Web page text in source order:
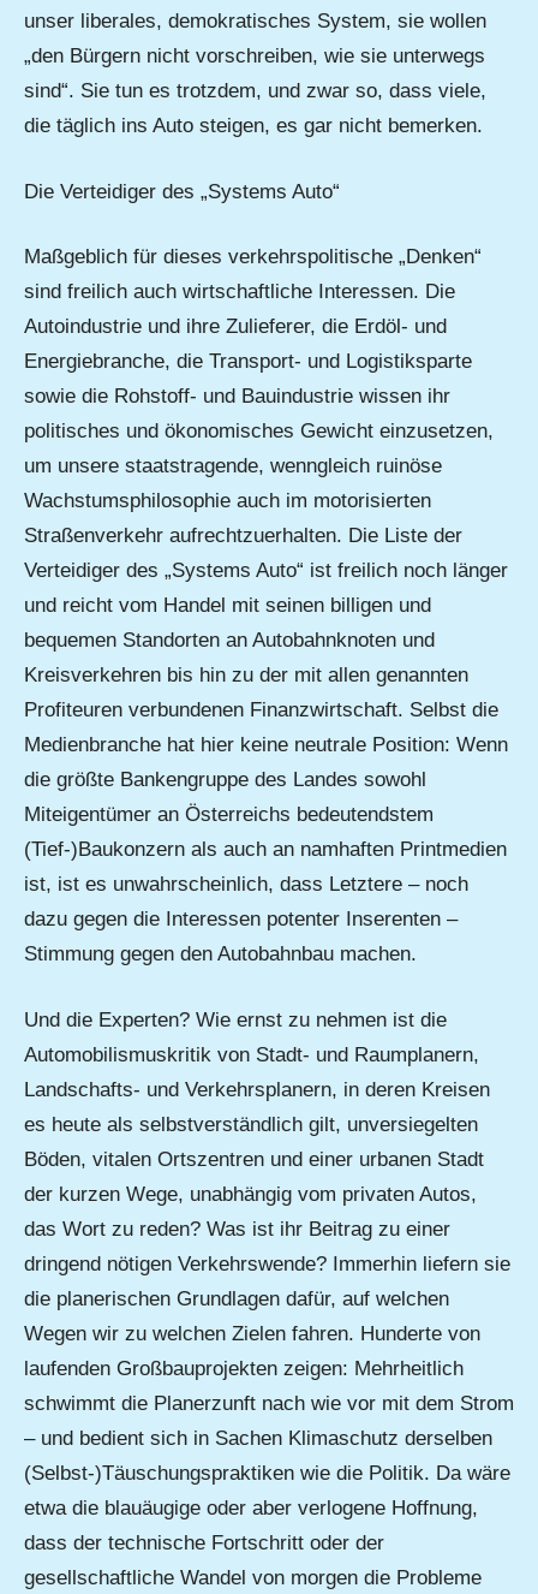
unser liberales, demokratisches System, sie wollen
„den Bürgern nicht vorschreiben, wie sie unterwegs
sind“. Sie tun es trotzdem, und zwar so, dass viele,
die täglich ins Auto steigen, es gar nicht bemerken.
Die Verteidiger des „Systems Auto“
Maßgeblich für dieses verkehrspolitische „Denken“
sind freilich auch wirtschaftliche Interessen. Die
Autoindustrie und ihre Zulieferer, die Erdöl- und
Energiebranche, die Transport- und Logistiksparte
sowie die Rohstoff- und Bauindustrie wissen ihr
politisches und ökonomisches Gewicht einzusetzen,
um unsere staatstragende, wenngleich ruinöse
Wachstumsphilosophie auch im motorisierten
Straßenverkehr aufrechtzuerhalten. Die Liste der
Verteidiger des „Systems Auto“ ist freilich noch länger
und reicht vom Handel mit seinen billigen und
bequemen Standorten an Autobahnknoten und
Kreisverkehren bis hin zu der mit allen genannten
Profiteuren verbundenen Finanzwirtschaft. Selbst die
Medienbranche hat hier keine neutrale Position: Wenn
die größte Bankengruppe des Landes sowohl
Miteigentümer an Österreichs bedeutendstem
(Tief-)Baukonzern als auch an namhaften Printmedien
ist, ist es unwahrscheinlich, dass Letztere – noch
dazu gegen die Interessen potenter Inserenten –
Stimmung gegen den Autobahnbau machen.
Und die Experten? Wie ernst zu nehmen ist die
Automobilismuskritik von Stadt- und Raumplanern,
Landschafts- und Verkehrsplanern, in deren Kreisen
es heute als selbstverständlich gilt, unversiegelten
Böden, vitalen Ortszentren und einer urbanen Stadt
der kurzen Wege, unabhängig vom privaten Autos,
das Wort zu reden? Was ist ihr Beitrag zu einer
dringend nötigen Verkehrswende? Immerhin liefern sie
die planerischen Grundlagen dafür, auf welchen
Wegen wir zu welchen Zielen fahren. Hunderte von
laufenden Großbauprojekten zeigen: Mehrheitlich
schwimmt die Planerzunft nach wie vor mit dem Strom
– und bedient sich in Sachen Klimaschutz derselben
(Selbst-)Täuschungspraktiken wie die Politik. Da wäre
etwa die blauäugige oder aber verlogene Hoffnung,
dass der technische Fortschritt oder der
gesellschaftliche Wandel von morgen die Probleme